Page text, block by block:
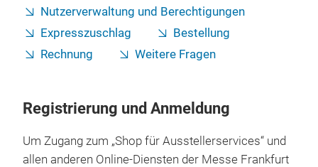
Nutzerverwaltung und Berechtigungen
Expresszuschlag
Bestellung
Rechnung
Weitere Fragen
Registrierung und Anmeldung
Um Zugang zum „Shop für Ausstellerservices“ und
allen anderen Online-Diensten der Messe Frankfurt